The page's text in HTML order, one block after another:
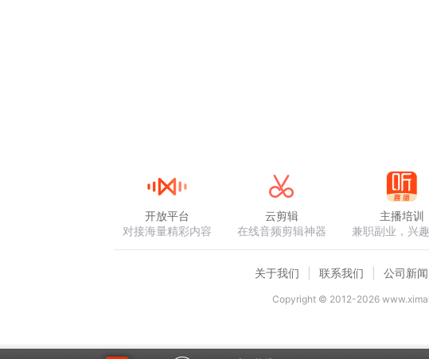
开放平台
对接海量精彩内容
云剪辑
在线音频剪辑神器
主播培训
兼职副业，兴
关于我们 联系我们 公司新闻
Copyright © 2012-2026